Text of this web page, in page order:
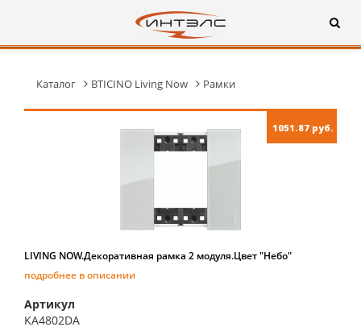
Каталог BTICINO Living Now Рамки
1051.87 руб.
LIVING NOW.Декоративная рамка 2 модуля.Цвет "Небо"
подробнее в описании
Артикул
KA4802DA